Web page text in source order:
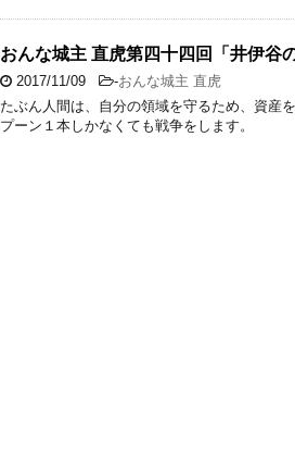
おんな城主 直虎第四十四回「井伊谷
2017/11/09 -おんな城主 直虎
たぶん人間は、自分の領域を守るため、資産
プーン１本しかなくても戦争をします。